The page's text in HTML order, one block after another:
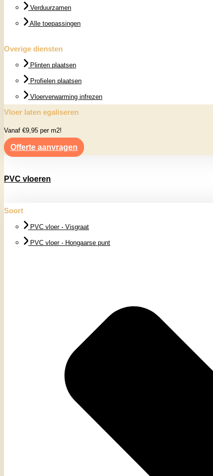
Verduurzamen
Alle toepassingen
Overige diensten
Plinten plaatsen
Profielen plaatsen
Vloerverwarming infrezen
Vloer laten egaliseren
Vanaf €9,95 per m2!
Offerte aanvragen
PVC vloeren
Soort
PVC vloer - Visgraat
PVC vloer - Hongaarse punt